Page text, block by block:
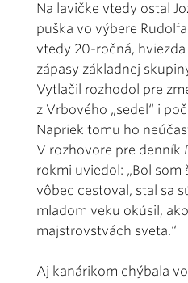
Na lavičke vtedy ostal
puška vo výbere
vtedy 20-ročná,
zápasy základnej
Vytlačil rozhodol pre
z Vrbového „sedel“ i
Napriek tomu ho
V rozhovore pre denník
rokmi uviedol: „Bol som
vôbec cestoval, stal sa
mladom veku okúsil,
majstrovstvách sveta.“
Aj kanárikom chýbala